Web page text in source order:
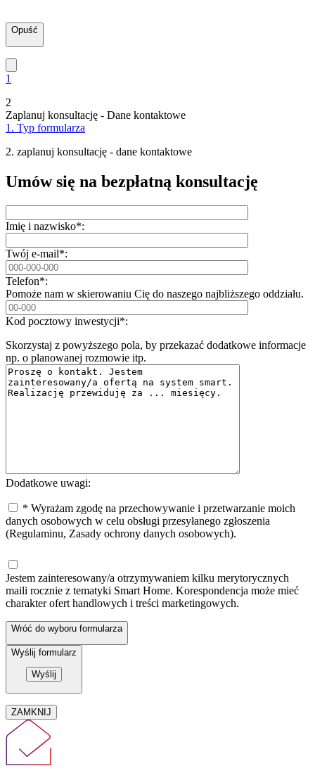
Opuść
1
2
Zaplanuj konsultację - Dane kontaktowe
1. Typ formularza
2. zaplanuj konsultację - dane kontaktowe
Umów się na bezpłatną konsultację
Imię i nazwisko*:
Twój e-mail*:
Telefon*:
Pomoże nam w skierowaniu Cię do naszego najbliższego oddziału.
Kod pocztowy inwestycji*:
Skorzystaj z powyższego pola, by przekazać dodatkowe informacje
np. o planowanej rozmowie itp.
Dodatkowe uwagi:
* Wyrażam zgodę na przechowywanie i przetwarzanie moich
danych osobowych w celu obsługi przesyłanego zgłoszenia
(Regulaminu, Zasady ochrony danych osobowych).
Jestem zainteresowany/a otrzymywaniem kilku merytorycznych
maili rocznie z tematyki Smart Home. Korespondencja może mieć
charakter ofert handlowych i treści marketingowych.
Wróć do wyboru formularza
Wyślij formularz
ZAMKNIJ